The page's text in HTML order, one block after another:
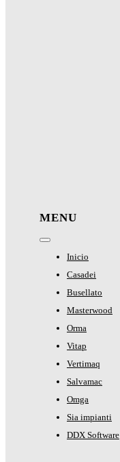
MENU
Toggle
Navigation
Inicio
Casadei
Busellato
Masterwood
Orma
Vitap
Vertimaq
Salvamac
Omga
Sia impianti
DDX Software